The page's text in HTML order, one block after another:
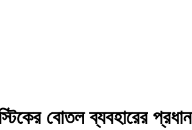
বোতল ব্যবহারের প্রধান